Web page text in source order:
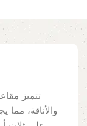
والأناقة، مما